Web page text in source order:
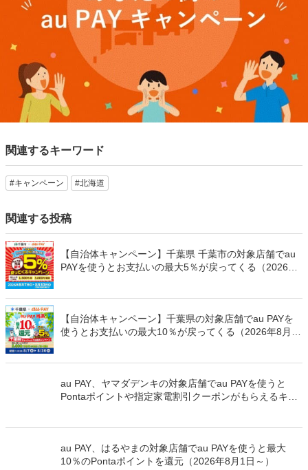
関連するキーワード
#キャンペーン #北海道
関連する投稿
【自治体キャンペーン】千葉県 千葉市の対象店舗でau
PAYを使うとお支払いの最大5％が戻ってくる（2026年
【自治体キャンペーン】千葉県の対象店舗でau PAYを
使うとお支払いの最大10％が戻ってくる（2026年8月7
au PAY、ヤマダデンキの対象店舗でau PAYを使うと
Pontaポイントや指定家電割引クーポンがもらえるキャ
au PAY、はるやまの対象店舗でau PAYを使うと最大
10％のPontaポイントを還元（2026年8月1日～）